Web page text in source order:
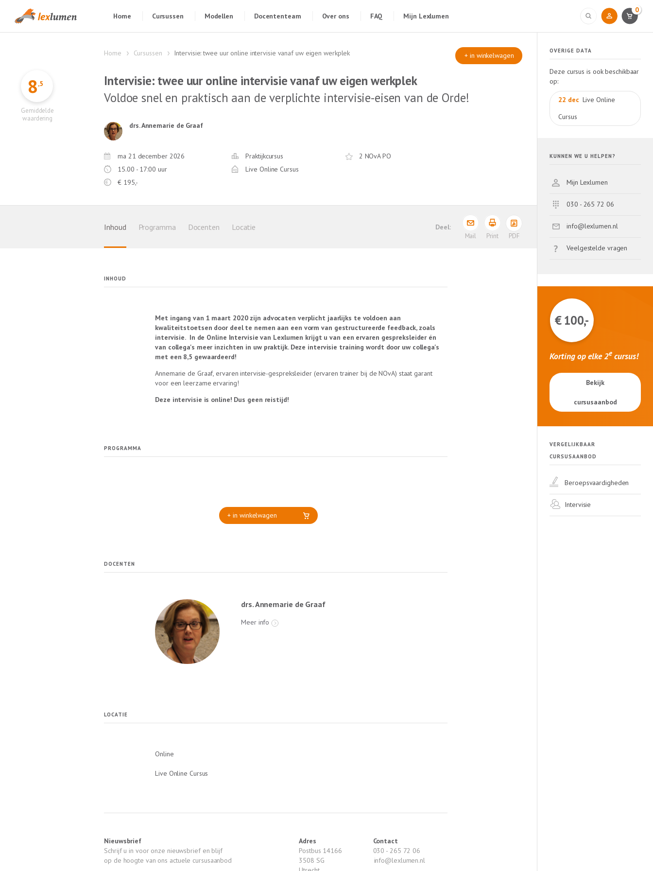
Home Cursussen Modellen Docententeam Over ons FAQ Mijn Lexlumen
0
8,5
Gemiddelde
waardering
Home Cursussen Intervisie: twee uur online intervisie vanaf uw eigen werkplek + in winkelwagen
Intervisie: twee uur online intervisie vanaf uw eigen werkplek
Voldoe snel en praktisch aan de verplichte intervisie-eisen van de Orde!
drs. Annemarie de Graaf
ma 21 december 2026
15.00 - 17:00 uur
€ 195,-
Praktijkcursus
Live Online Cursus
2 NOvA PO
Inhoud Programma Docenten Locatie
Mail Print PDF
INHOUD
Met ingang van 1 maart 2020 zijn advocaten verplicht jaarlijks te voldoen aan
kwaliteitstoetsen door deel te nemen aan een vorm van gestructureerde feedback, zoals
intervisie. In de Online Intervisie van Lexlumen krijgt u van een ervaren gespreksleider én
van collega's meer inzichten in uw praktijk. Deze intervisie training wordt door uw collega's
met een 8,5 gewaardeerd!
Annemarie de Graaf, ervaren intervisie-gespreksleider (ervaren trainer bij de NOvA) staat garant
voor een leerzame ervaring!
Deze intervisie is online! Dus geen reistijd!
PROGRAMMA
+ in winkelwagen
DOCENTEN
drs. Annemarie de Graaf
Meer info
LOCATIE
Online
Live Online Cursus
Nieuwsbrief
Schrijf u in voor onze nieuwsbrief en blijf
op de hoogte van ons actuele cursusaanbod
Adres
Postbus 14166
3508 SG
Contact
030 - 265 72 06
info@lexlumen.nl
OVERIGE DATA
Deze cursus is ook beschikbaar
op:
22 dec Live Online
Cursus
KUNNEN WE U HELPEN?
Mijn Lexlumen
030 - 265 72 06
info@lexlumen.nl
Veelgestelde vragen
€ 100,-
Korting op elke 2e cursus!
Bekijk
cursusaanbod
VERGELIJKBAAR
CURSUSAANBOD
Beroepsvaardigheden
Intervisie